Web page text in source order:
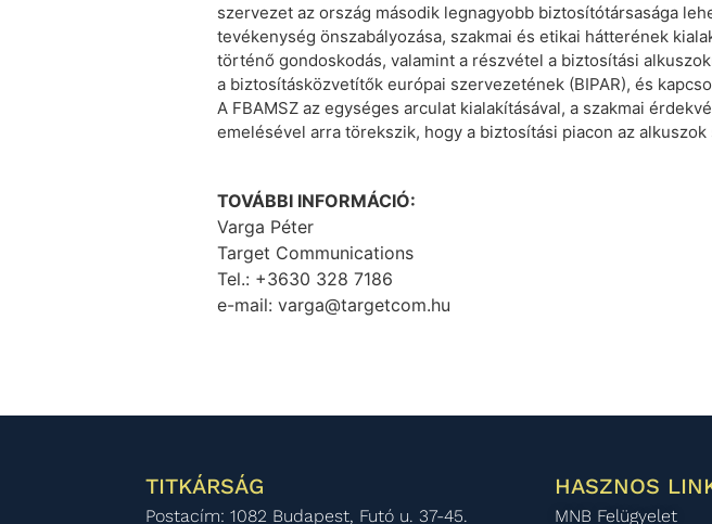
szervezet az ország második legnagyobb biztosítótársasága
tevékenység önszabályozása, szakmai és etikai hátterének
történő gondoskodás, valamint a részvétel a biztosítási
a biztosításközvetítők európai szervezetének (BIPAR), és
A FBAMSZ az egységes arculat kialakításával, a szakmai
emelésével arra törekszik, hogy a biztosítási piacon az
TOVÁBBI INFORMÁCIÓ:
Varga Péter
Target Communications
Tel.: +3630 328 7186
e-mail: varga@targetcom.hu
TITKÁRSÁG
Postacím: 1082 Budapest, Futó u. 37-45.
HASZNOS
MNB Felügyelet